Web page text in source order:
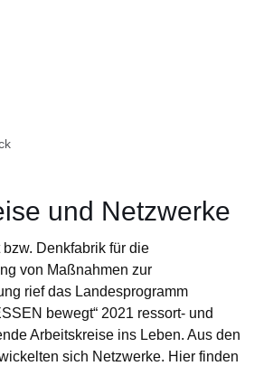
und Netzwerke
Denkfabrik für die
von Maßnahmen zur
rief das Landesprogramm
bewegt“ 2021 ressort- und
Arbeitskreise ins Leben. Aus den
sich Netzwerke. Hier finden